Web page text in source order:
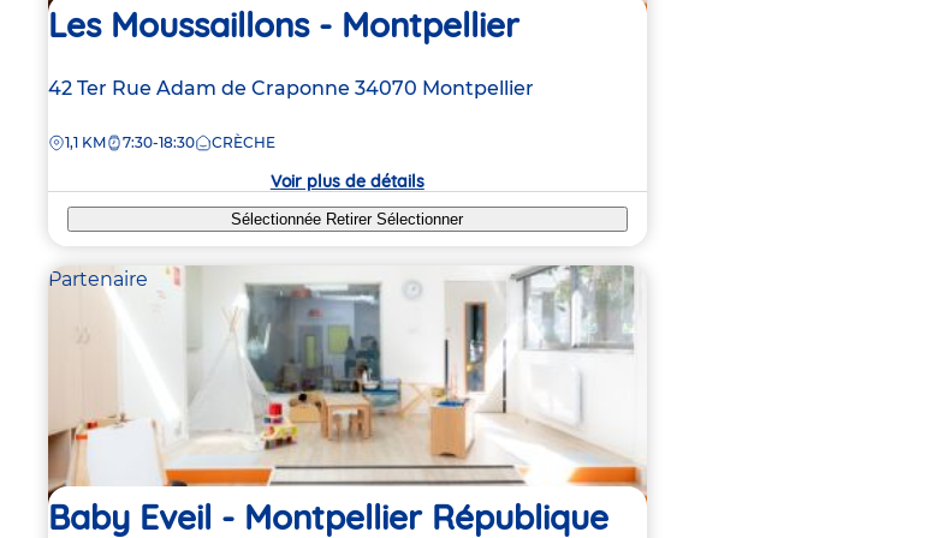
Les Moussaillons - Montpellier
Adresse
la
42 Ter Rue Adam de Craponne 34070 Montpellier
DISTANCE
1,1 KM 7:30-18:30 CRÈCHE
Voir plus de détails
Sélectionnée RetirerSélectionner
Partenaire
Baby Eveil - Montpellier République